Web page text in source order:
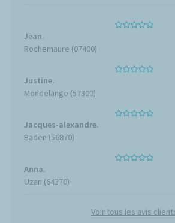
Jean.
Rochemaure (07400)
Justine.
Mondelange (57300)
Jacques-alexandre.
Baden (56870)
Anna.
Uzan (64370)
Voir tous les avis